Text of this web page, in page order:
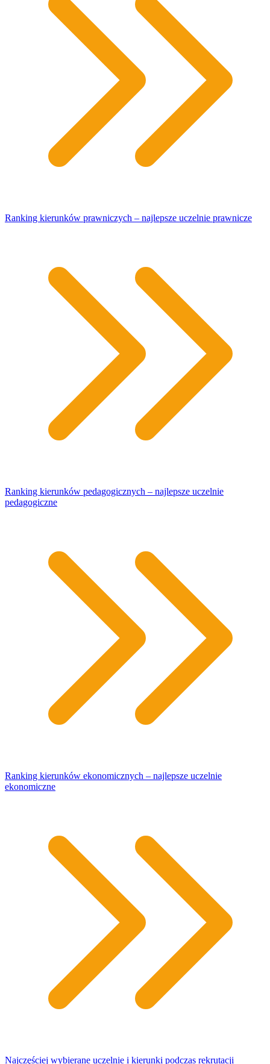
Ranking kierunków prawniczych – najlepsze uczelnie prawnicze
Ranking kierunków pedagogicznych – najlepsze uczelnie
pedagogiczne
Ranking kierunków ekonomicznych – najlepsze uczelnie
ekonomiczne
Najczęściej wybierane uczelnie i kierunki podczas rekrutacji